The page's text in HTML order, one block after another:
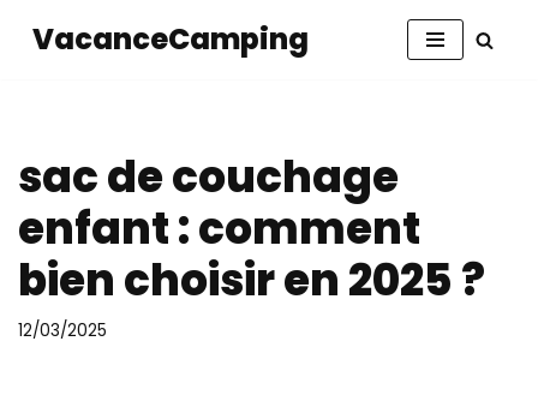
VacanceCamping
sac de couchage
enfant : comment
bien choisir en 2025 ?
12/03/2025